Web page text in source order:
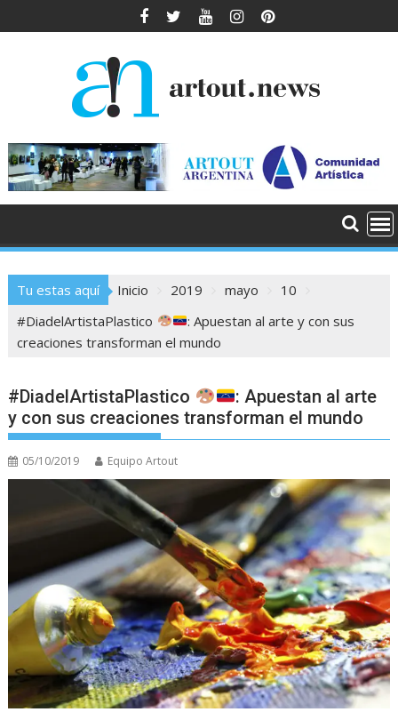
al
Tu estas aquí Inicio 2019 mayo
10
#DiadelArtistaPlastico
: Apuestan al arte y con sus
creaciones transforman el mundo
#DiadelArtistaPlastico
: Apuestan al arte
y con sus creaciones transforman el mundo
05/10/2019 Equipo Artout